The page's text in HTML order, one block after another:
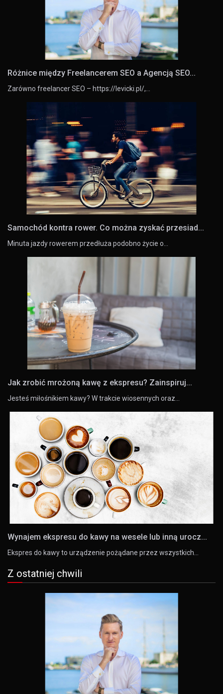
Różnice między Freelancerem SEO a Agencją SEO...
Zarówno freelancer SEO – https://levicki.pl/,…
Samochód kontra rower. Co można zyskać przesiad...
Minuta jazdy rowerem przedłuża podobno życie o…
Jak zrobić mrożoną kawę z ekspresu? Zainspiruj...
Jesteś miłośnikiem kawy? W trakcie wiosennych oraz…
Wynajem ekspresu do kawy na wesele lub inną urocz...
Ekspres do kawy to urządzenie pożądane przez wszystkich…
Z ostatniej chwili